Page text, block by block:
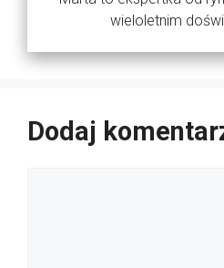
wieloletnim
Dodaj